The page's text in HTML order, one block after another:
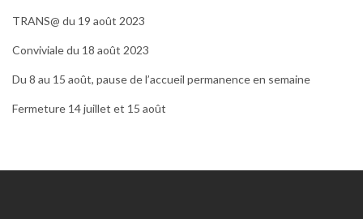
TRANS@ du 19 août 2023
Conviviale du 18 août 2023
Du 8 au 15 août, pause de l’accueil permanence en semaine
Fermeture 14 juillet et 15 août